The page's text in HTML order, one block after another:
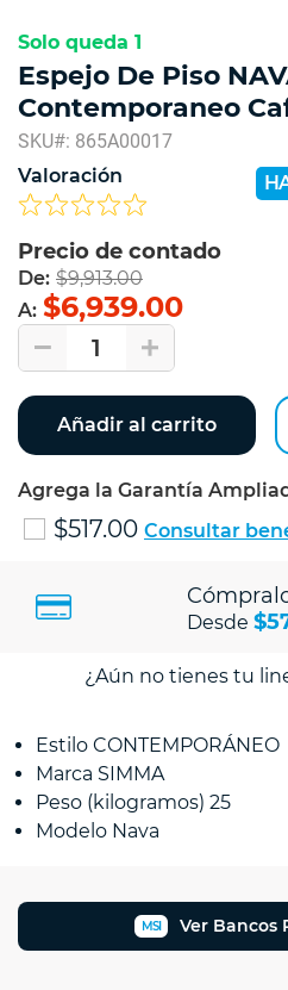
Solo queda 1
Espejo De Piso
Contemporaneo
SKU#: 865A00017
Valoración
Precio de contado
De: $9,913.00
A: $6,939.00
1
Añadir al carrito
Agrega la Garantía
$517.00 Consultar
Desde
¿Aún no tienes tu
Estilo CONTEMPORÁNEO
Marca SIMMA
Peso (kilogramos) 25
Modelo Nava
MSI Ver Bancos